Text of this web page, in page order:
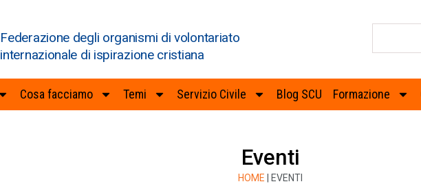
Federazione degli organismi di volontariato
internazionale di ispirazione cristiana
Cosa facciamo Temi Servizio Civile Blog SCU Formazione
Eventi
HOME EVENTI